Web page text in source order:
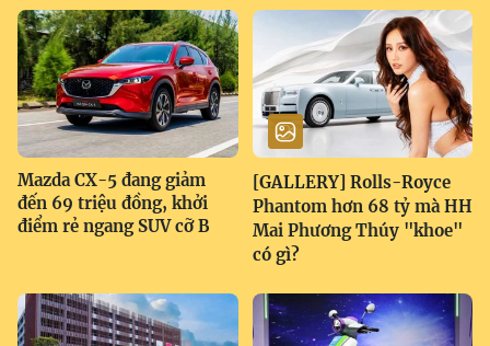
Mazda CX-5 đang giảm
đến 69 triệu đồng, khởi
điểm rẻ ngang SUV cỡ B
[GALLERY] Rolls-Royce
Phantom hơn 68 tỷ mà HH
Mai Phương Thúy "khoe"
có gì?